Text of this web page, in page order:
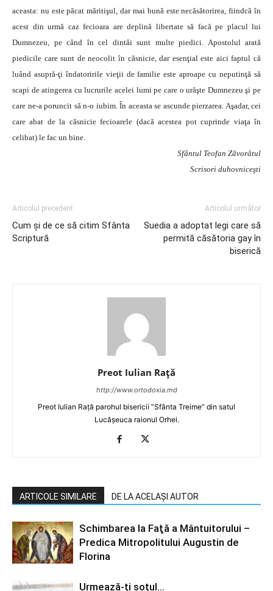
aceasta: nu este păcat măritişul, dar mai bună este necăsătorirea, fiindcă în
acest din urmă caz fecioara are deplină libertate să facă pe placul lui
Dumnezeu, pe când în cel dintâi sunt multe piedici. Apostolul arată
piedicile care sunt de neocolit în căsnicie, dar esenţial este aici faptul că
luând asupră-ţi îndatoririle vieţii de familie este aproape cu neputinţă să
scapi de atingerea cu lucrurile acelei lumi pe care o urăşte Dumnezeu şi pe
care ne-a poruncit să n-o iubim. În aceasta se ascunde pierzarea. Aşadar, cei
care abat de la căsnicie fecioarele (dacă acestea pot cuprinde viaţa în
celibat) le fac un bine.
Sfântul Teofan Zăvorâtul
Scrisori duhovniceşti
Articolul precedent
Cum şi de ce să citim Sfânta
Scriptură
Articolul următor
Suedia a adoptat legi care să
permită căsătoria gay în
biserică
Preot Iulian Raţă
http://www.ortodoxia.md
Preot Iulian Rață parohul bisericii ”Sfânta Treime” din satul
Lucășeuca raionul Orhei.
ARTICOLE SIMILARE DE LA ACELAȘI AUTOR
Schimbarea la Faţă a Mântuitorului –
Predica Mitropolitului Augustin de
Florina
Urmează-ți soțul…